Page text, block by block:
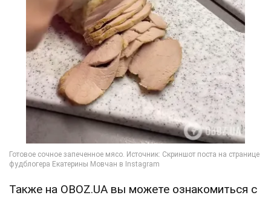
Также на OBOZ.UA вы можете ознакомиться с